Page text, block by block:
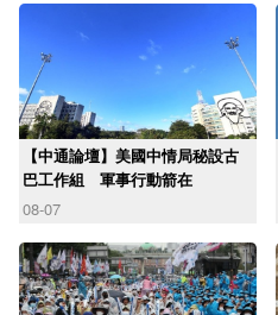
【中通論壇】美國中情局秘設古
巴工作組 軍事行動箭在
08-07